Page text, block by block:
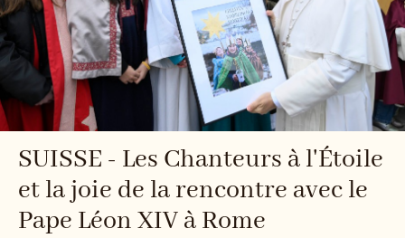
SUISSE - Les Chanteurs à l'Étoile
et la joie de la rencontre avec le
Pape Léon XIV à Rome